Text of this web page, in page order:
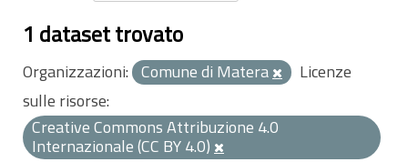
1 dataset trovato
Organizzazioni: Comune di Matera
Licenze
sulle risorse:
Creative Commons Attribuzione 4.0
Internazionale (CC BY 4.0)